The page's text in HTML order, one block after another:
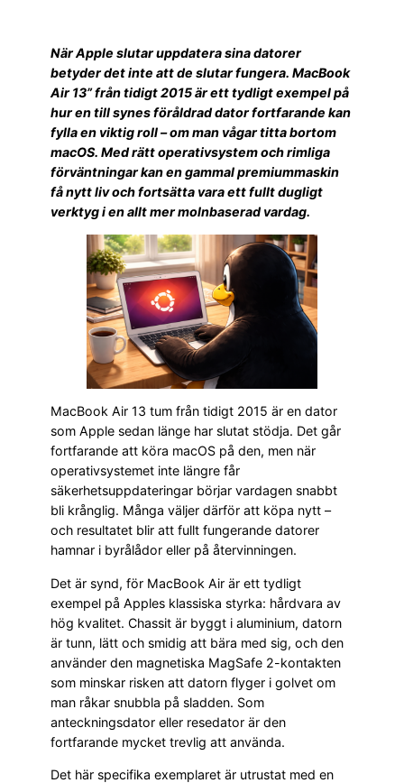
När Apple slutar uppdatera sina datorer
betyder det inte att de slutar fungera. MacBook
Air 13” från tidigt 2015 är ett tydligt exempel på
hur en till synes föråldrad dator fortfarande kan
fylla en viktig roll – om man vågar titta bortom
macOS. Med rätt operativsystem och rimliga
förväntningar kan en gammal premiummaskin
få nytt liv och fortsätta vara ett fullt dugligt
verktyg i en allt mer molnbaserad vardag.
MacBook Air 13 tum från tidigt 2015 är en dator
som Apple sedan länge har slutat stödja. Det går
fortfarande att köra macOS på den, men när
operativsystemet inte längre får
säkerhetsuppdateringar börjar vardagen snabbt
bli krånglig. Många väljer därför att köpa nytt –
och resultatet blir att fullt fungerande datorer
hamnar i byrålådor eller på återvinningen.
Det är synd, för MacBook Air är ett tydligt
exempel på Apples klassiska styrka: hårdvara av
hög kvalitet. Chassit är byggt i aluminium, datorn
är tunn, lätt och smidig att bära med sig, och den
använder den magnetiska MagSafe 2-kontakten
som minskar risken att datorn flyger i golvet om
man råkar snubbla på sladden. Som
anteckningsdator eller resedator är den
fortfarande mycket trevlig att använda.
Det här specifika exemplaret är utrustat med en